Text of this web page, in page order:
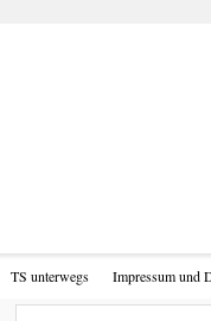
TS unterwegs Impressum und